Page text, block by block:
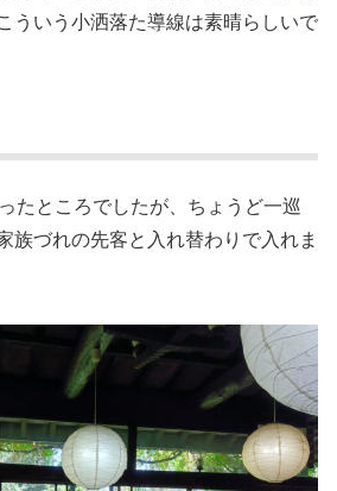
ういう小洒落た導線は素晴らしいで
たところでしたが、ちょうど一巡
族づれの先客と入れ替わりで入れま